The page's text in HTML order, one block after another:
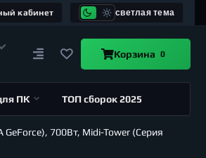
кабинет светлая тема
Корзина 0
ПК ТОП сборок 2025
GeForce), 700Вт, Midi-Tower (Серия